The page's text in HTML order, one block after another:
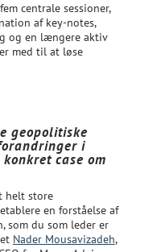
centrale sessioner,
af key-notes,
og en længere aktiv
med til at løse
geopolitiske
i
case om
helt store
en forståelse af
som du som leder er
Nader Mousavizadeh,